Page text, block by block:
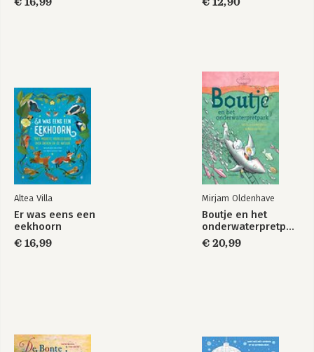
Altea Villa
Er was eens een
eekhoorn
€ 16,99
Mirjam Oldenhave
Boutje en het
onderwaterpretpark
€ 20,99